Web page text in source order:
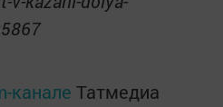
канале Татмедиа